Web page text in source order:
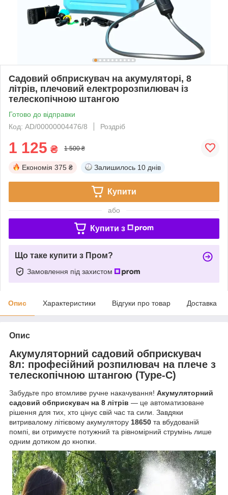
Садовий обприскувач на акумуляторі, 8
літрів, плечовий електророзпилювач із
телескопічною штангою
Готово до відправки
Код: AD/00000004476/8
Роздріб
1 125 ₴ 1 500 ₴
Економія 375 ₴ Залишилось 10 днів
Купити
або
Купити з
Що таке купити з Пром?
Замовлення під захистом
Опис Характеристики Відгуки про товар Доставка
Опис
Акумуляторний садовий обприскувач
8л: професійний розпилювач на плече з
телескопічною штангою (Type-C)
Забудьте про втомливе ручне накачування! Акумуляторний
садовий обприскувач на 8 літрів — це автоматизоване
рішення для тих, хто цінує свій час та сили. Завдяки
витривалому літієвому акумулятору 18650 та вбудованій
помпі, ви отримуєте потужний та рівномірний струмінь лише
одним дотиком до кнопки.